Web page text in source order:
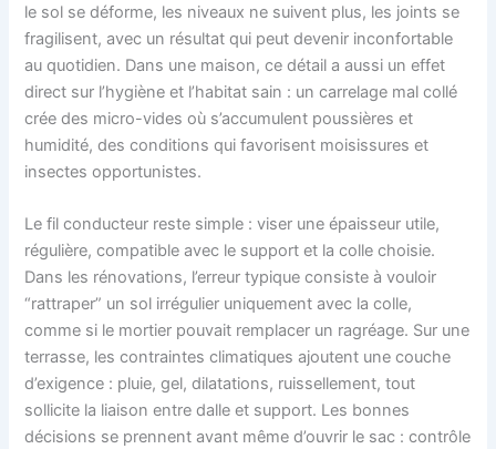
le sol se déforme, les niveaux ne suivent plus, les joints se
fragilisent, avec un résultat qui peut devenir inconfortable
au quotidien. Dans une maison, ce détail a aussi un effet
direct sur l’hygiène et l’habitat sain : un carrelage mal collé
crée des micro-vides où s’accumulent poussières et
humidité, des conditions qui favorisent moisissures et
insectes opportunistes.
Le fil conducteur reste simple : viser une épaisseur utile,
régulière, compatible avec le support et la colle choisie.
Dans les rénovations, l’erreur typique consiste à vouloir
“rattraper” un sol irrégulier uniquement avec la colle,
comme si le mortier pouvait remplacer un ragréage. Sur une
terrasse, les contraintes climatiques ajoutent une couche
d’exigence : pluie, gel, dilatations, ruissellement, tout
sollicite la liaison entre dalle et support. Les bonnes
décisions se prennent avant même d’ouvrir le sac : contrôle